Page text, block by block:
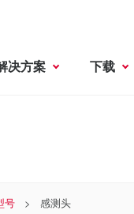
决方案 下载
号 感测头